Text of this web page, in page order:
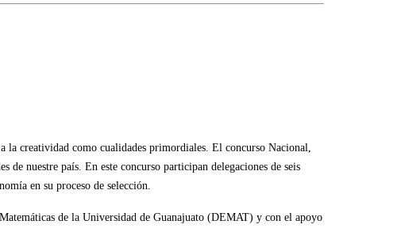
la creatividad como cualidades primordiales. El concurso Nacional,
nuestre país. En este concurso participan delegaciones de seis
en su proceso de selección.
de la Universidad de Guanajuato (DEMAT) y con el apoyo